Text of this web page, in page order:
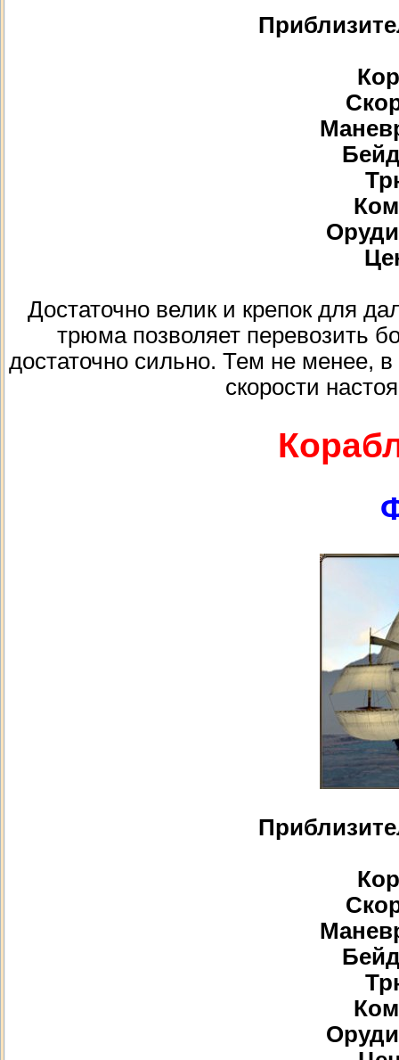
Достаточно велик и крепок для
трюма позволяет перевозить
достаточно сильно. Тем не менее,
скорости